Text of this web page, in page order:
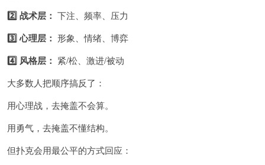
2️⃣ 战术层： 下注、频率、压力
3️⃣ 心理层： 形象、情绪、博弈
4️⃣ 风格层： 紧/松、激进/被动
大多数人把顺序搞反了：
用心理战，去掩盖不会算。
用勇气，去掩盖不懂结构。
但扑克会用最公平的方式回应：